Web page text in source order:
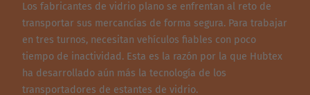
Los fabricantes de vidrio plano se enfrentan al reto de
transportar sus mercancías de forma segura. Para trabajar
en tres turnos, necesitan vehículos fiables con poco
tiempo de inactividad. Esta es la razón por la que Hubtex
ha desarrollado aún más la tecnología de los
transportadores de estantes de vidrio.